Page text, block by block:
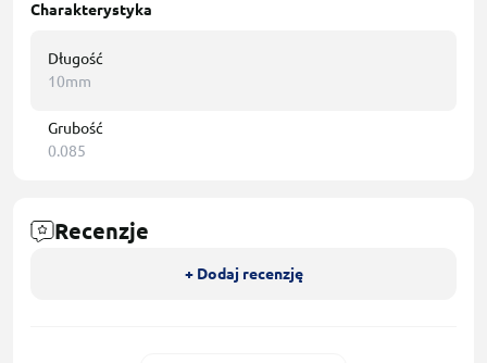
Charakterystyka
Długość
10mm
Grubość
0.085
Recenzje
+ Dodaj recenzję